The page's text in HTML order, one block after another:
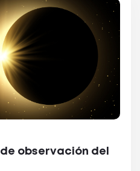
observación del